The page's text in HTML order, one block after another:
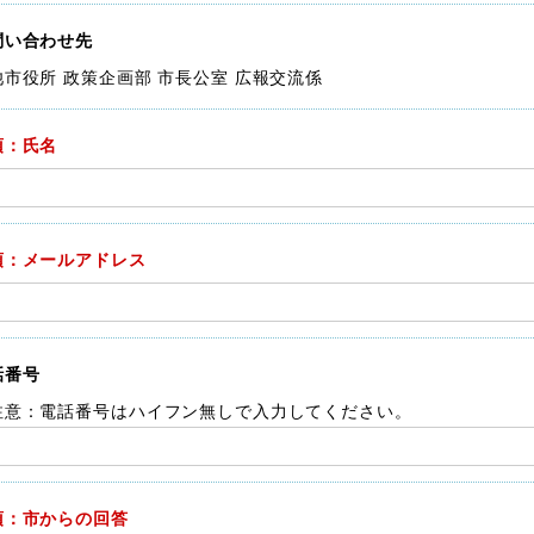
い合わせ先
市役所 政策企画部 市長公室 広報交流係
氏名
：メールアドレス
番号
意：電話番号はハイフン無しで入力してください。
：市からの回答